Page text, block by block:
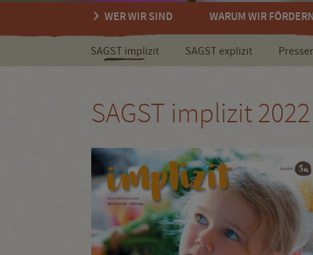
WER WIR SIND WARUM WIR FÖRDERN
SAGST implizit SAGST explizit
SAGST implizit 2022